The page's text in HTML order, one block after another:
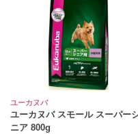
ユーカヌバ
ユーカヌバ スモール スーパー
ニア 800g